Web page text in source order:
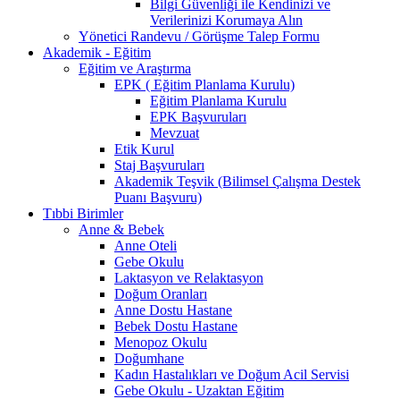
Bilgi Güvenliği ile Kendinizi ve
Verilerinizi Korumaya Alın
Yönetici Randevu / Görüşme Talep Formu
Akademik - Eğitim
Eğitim ve Araştırma
EPK ( Eğitim Planlama Kurulu)
Eğitim Planlama Kurulu
EPK Başvuruları
Mevzuat
Etik Kurul
Staj Başvuruları
Akademik Teşvik (Bilimsel Çalışma Destek
Puanı Başvuru)
Tıbbi Birimler
Anne & Bebek
Anne Oteli
Gebe Okulu
Laktasyon ve Relaktasyon
Doğum Oranları
Anne Dostu Hastane
Bebek Dostu Hastane
Menopoz Okulu
Doğumhane
Kadın Hastalıkları ve Doğum Acil Servisi
Gebe Okulu - Uzaktan Eğitim